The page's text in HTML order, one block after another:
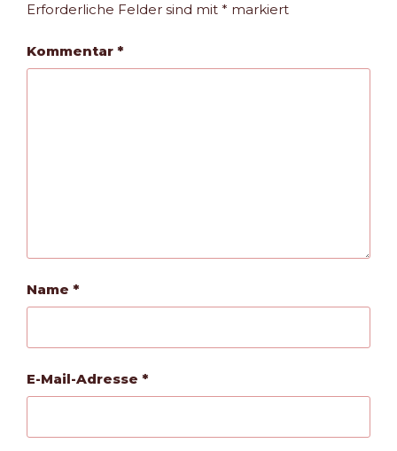
Erforderliche Felder sind mit * markiert
Kommentar *
Name *
E-Mail-Adresse *